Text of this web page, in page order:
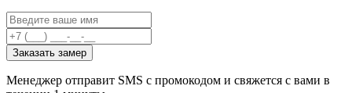
Заказать замер
Менеджер отправит SMS с промокодом и свяжется с вами в